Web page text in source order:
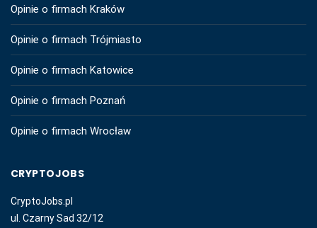
Opinie o firmach Kraków
Opinie o firmach Trójmiasto
Opinie o firmach Katowice
Opinie o firmach Poznań
Opinie o firmach Wrocław
CRYPTOJOBS
CryptoJobs.pl
ul. Czarny Sad 32/12